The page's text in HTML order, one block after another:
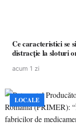
Ce caracteristici se
distracție la sloturi
acum 1 zi
LOCALE